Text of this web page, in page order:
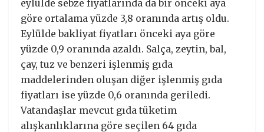
eylülde sebze fiyatlarında da bir önceki aya
göre ortalama yüzde 3,8 oranında artış oldu.
Eylülde bakliyat fiyatları önceki aya göre
yüzde 0,9 oranında azaldı. Salça, zeytin, bal,
çay, tuz ve benzeri işlenmiş gıda
maddelerinden oluşan diğer işlenmiş gıda
fiyatları ise yüzde 0,6 oranında geriledi.
Vatandaşlar mevcut gıda tüketim
alışkanlıklarına göre seçilen 64 gıda